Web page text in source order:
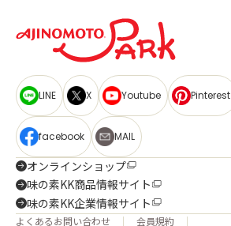
LINE X Youtube Pinterest
facebook MAIL
オンラインショップ
味の素KK商品情報サイト
味の素KK企業情報サイト
よくあるお問い合わせ 会員規約